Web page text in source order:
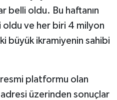
belli oldu. Bu haftanın
oldu ve her biri 4 milyon
büyük ikramiyenin sahibi
platformu olan
üzerinden sonuçlar